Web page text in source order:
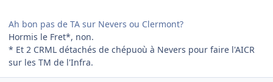
Ah bon pas de TA sur Nevers ou Clermont?
Hormis le Fret*, non.
* Et 2 CRML détachés de chépuoù à Nevers pour faire l'AICR
sur les TM de l'Infra.